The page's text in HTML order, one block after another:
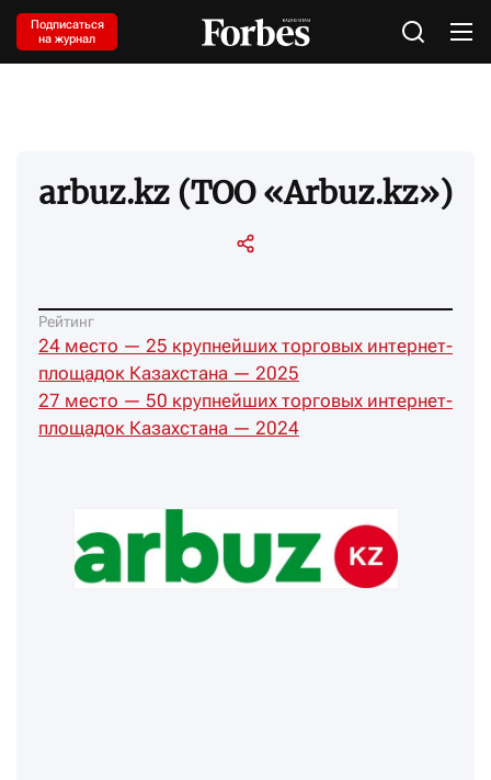
Подписаться
на журнал
arbuz.kz (TOO «Arbuz.kz»)
Рейтинг
24 место — 25 крупнейших торговых интернет-
площадок Казахстана — 2025
27 место — 50 крупнейших торговых интернет-
площадок Казахстана — 2024